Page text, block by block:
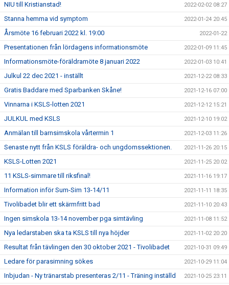
NIU till Kristianstad! 2022-02-02 08:27
Stanna hemma vid symptom 2022-01-24 20:45
Årsmöte 16 februari 2022 kl. 19:00 2022-01-22
Presentationen från lördagens informationsmöte 2022-01-09 11:45
Informationsmöte-föräldramöte 8 januari 2022 2022-01-03 10:41
Julkul 22 dec 2021 - inställt 2021-12-22 08:33
Gratis Baddare med Sparbanken Skåne! 2021-12-16 07:00
Vinnarna i KSLS-lotten 2021 2021-12-12 15:21
JULKUL med KSLS 2021-12-10 19:02
Anmälan till barnsimskola vårtermin 1 2021-12-03 11:26
Senaste nytt från KSLS föräldra- och ungdomssektionen. 2021-11-26 20:15
KSLS-Lotten 2021 2021-11-25 20:02
11 KSLS-simmare till riksfinal! 2021-11-16 19:17
Information inför Sum-Sim 13-14/11 2021-11-11 18:35
Tivolibadet blir ett skärmfritt bad 2021-11-10 20:43
Ingen simskola 13-14 november pga simtävling 2021-11-08 11:52
Nya ledarstaben ska ta KSLS till nya höjder 2021-11-02 20:20
Resultat från tävlingen den 30 oktober 2021 - Tivolibadet 2021-10-31 09:49
Ledare för parasimning sökes 2021-10-29 11:04
Inbjudan - Ny tränarstab presenteras 2/11 - Träning inställd 2021-10-25 23:11